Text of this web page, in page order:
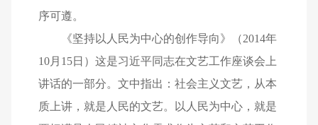
序可遵。
《坚持以人民为中心的创作导向》（2014年
10月15日）这是习近平同志在文艺工作座谈会上
讲话的一部分。文中指出：社会主义文艺，从本
质上讲，就是人民的文艺。以人民为中心，就是